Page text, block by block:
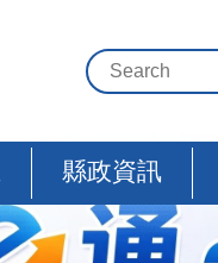
縣政資訊